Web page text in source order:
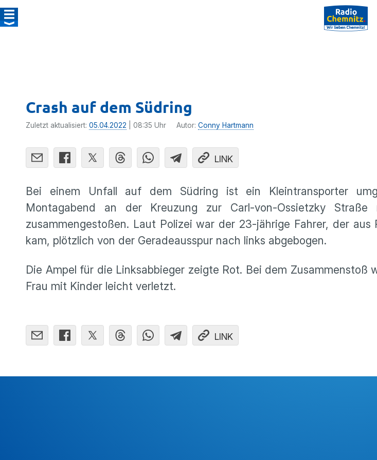
Crash auf dem Südring
Zuletzt aktualisiert: 05.04.2022 | 08:35 Uhr Autor: Conny Hartmann
LINK
Bei einem Unfall auf dem Südring ist ein Kleintransporter
Montagabend an der Kreuzung zur Carl-von-Ossietzky
zusammengestoßen. Laut Polizei war der 23-jährige Fahrer, der aus
kam, plötzlich von der Geradeausspur nach links abgebogen.
Die Ampel für die Linksabbieger zeigte Rot. Bei dem Zusammenstoß
Frau mit Kinder leicht verletzt.
LINK